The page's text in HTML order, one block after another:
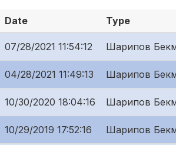
Date Type
07/28/2021 11:54:12 Шарипов
04/28/2021 11:49:13 Шарипов
10/30/2020 18:04:16 Шарипов
10/29/2019 17:52:16 Шарипов